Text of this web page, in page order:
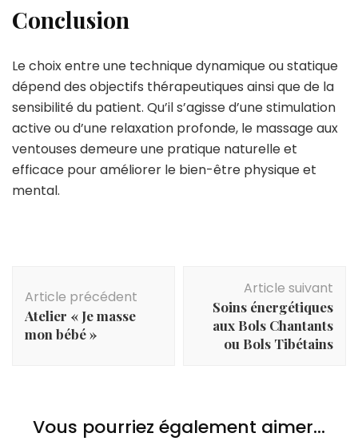
Conclusion
Le choix entre une technique dynamique ou statique
dépend des objectifs thérapeutiques ainsi que de la
sensibilité du patient. Qu’il s’agisse d’une stimulation
active ou d’une relaxation profonde, le massage aux
ventouses demeure une pratique naturelle et
efficace pour améliorer le bien-être physique et
mental.
d'article
Article précédent
Atelier « Je masse
mon bébé »
Article suivant
Soins énergétiques
aux Bols Chantants
ou Bols Tibétains
Vous pourriez également aimer...